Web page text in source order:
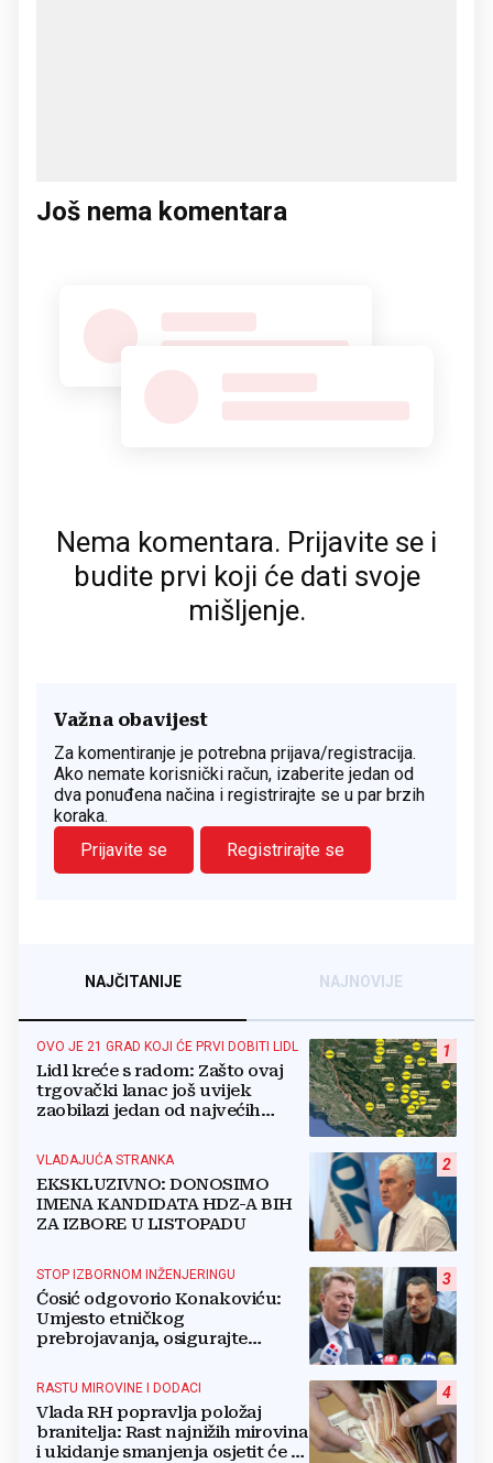
Još nema komentara
Nema komentara. Prijavite se i
budite prvi koji će dati svoje
mišljenje.
Važna obavijest
Za komentiranje je potrebna prijava/registracija.
Ako nemate korisnički račun, izaberite jedan od
dva ponuđena načina i registrirajte se u par brzih
koraka.
Prijavite se
Registrirajte se
NAJČITANIJE NAJNOVIJE
1
OVO JE 21 GRAD KOJI ĆE PRVI DOBITI LIDL
Lidl kreće s radom: Zašto ovaj
trgovački lanac još uvijek
zaobilazi jedan od najvećih
2
VLADAJUĆA STRANKA
EKSKLUZIVNO: DONOSIMO
IMENA KANDIDATA HDZ-A BIH
ZA IZBORE U LISTOPADU
3
STOP IZBORNOM INŽENJERINGU
Ćosić odgovorio Konakoviću:
Umjesto etničkog
prebrojavanja, osigurajte
4
RASTU MIROVINE I DODACI
Vlada RH popravlja položaj
branitelja: Rast najnižih mirovina
i ukidanje smanjenja osjetit će se